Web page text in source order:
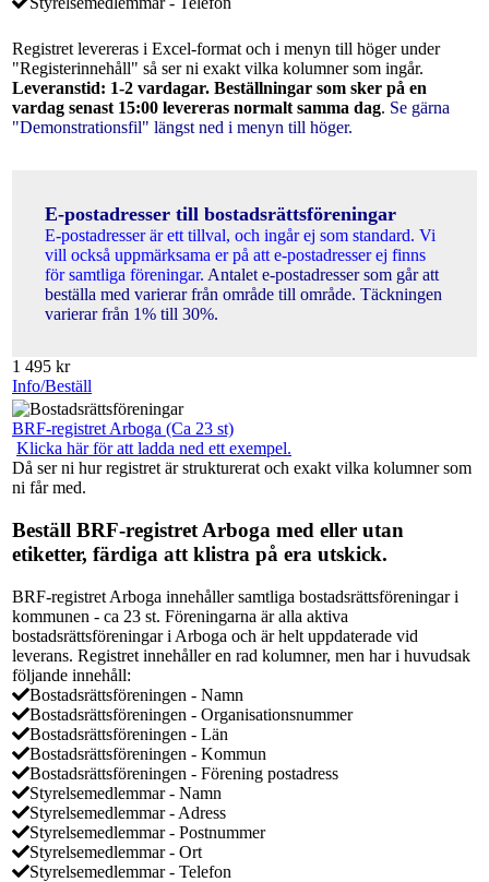
Registret levereras i Excel-format och i menyn till höger under
"Registerinnehåll" så ser ni exakt vilka kolumner som ingår.
Leveranstid: 1-2 vardagar. Beställningar som sker på en
vardag senast 15:00 levereras normalt samma dag. Se gärna
"Demonstrationsfil" längst ned i menyn till höger.
E-postadresser till bostadsrättsföreningar
E-postadresser är ett tillval, och ingår ej som standard. Vi
vill också uppmärksama er på att e-postadresser ej finns
för samtliga föreningar. Antalet e-postadresser som går att
beställa med varierar från område till område. Täckningen
varierar från 1% till 30%.
1 495 kr
Info/Beställ
BRF-registret Arboga (Ca 23 st)
Klicka här för att ladda ned ett exempel.
Då ser ni hur registret är strukturerat och exakt vilka kolumner som
ni får med.
Beställ BRF-registret Arboga med eller utan
etiketter, färdiga att klistra på era utskick.
BRF-registret Arboga innehåller samtliga bostadsrättsföreningar i
kommunen - ca 23 st. Föreningarna är alla aktiva
bostadsrättsföreningar i Arboga och är helt uppdaterade vid
leverans. Registret innehåller en rad kolumner, men har i huvudsak
följande innehåll:
Bostadsrättsföreningen - Namn
Bostadsrättsföreningen - Organisationsnummer
Bostadsrättsföreningen - Län
Bostadsrättsföreningen - Kommun
Bostadsrättsföreningen - Förening postadress
Styrelsemedlemmar - Namn
Styrelsemedlemmar - Adress
Styrelsemedlemmar - Postnummer
Styrelsemedlemmar - Ort
Styrelsemedlemmar - Telefon